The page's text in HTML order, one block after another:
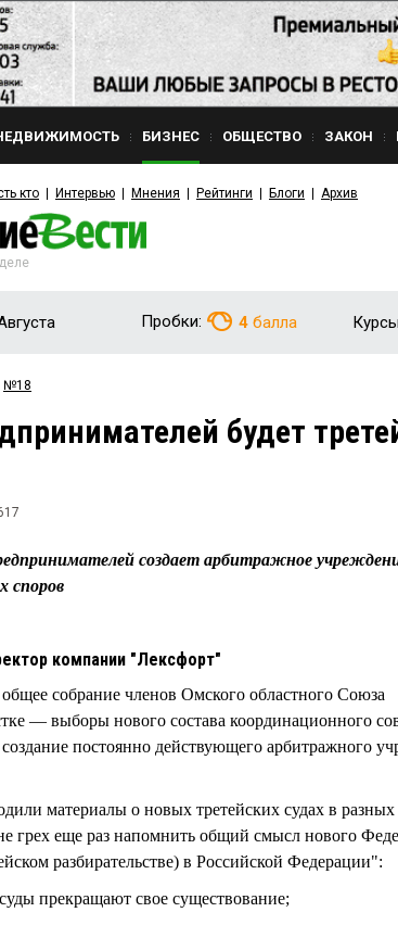
БИЗНЕС ОБЩЕСТВО ЗАКОН
кто Интервью Мнения Рейтинги Блоги Архив
Пробки: 4 балла
№18
будет
создает арбитражное
споров
компании "Лексфорт"
собрание членов Омского областного Союза
— выборы нового состава координационного
постоянно действующего арбитражного
материалы о новых третейских судах в разных
грех еще раз напомнить общий смысл нового
разбирательстве) в Российской Федерации":
прекращают свое существование;